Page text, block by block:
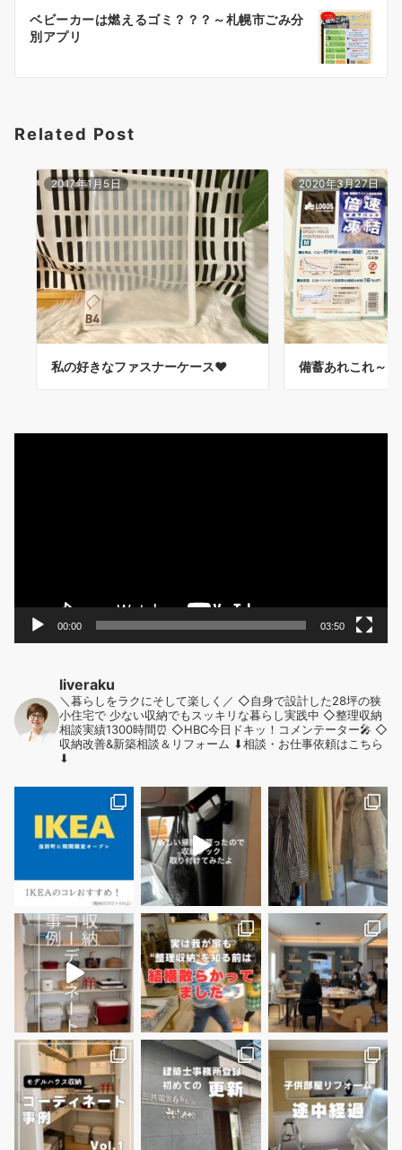
ゲ
ー
シ
ン
ベビーカーは燃えるゴミ？？？～札幌市ごみ分
別アプリ
Related Post
2017年1月5日
私の好きなファスナーケース♥
2020年3月27日
備蓄あれこれ～
00:00 03:50
liveraku
＼暮らしをラクにそして楽しく／ ◇自身で設計した28坪の狭
小住宅で 少ない収納でもスッキリな暮らし実践中 ◇整理収納
相談実績1300時間⏰ ◇HBC今日ドキッ！コメンテーター🎤 ◇
収納改善&新築相談＆リフォーム ⬇︎相談・お仕事依頼はこちら
⬇︎